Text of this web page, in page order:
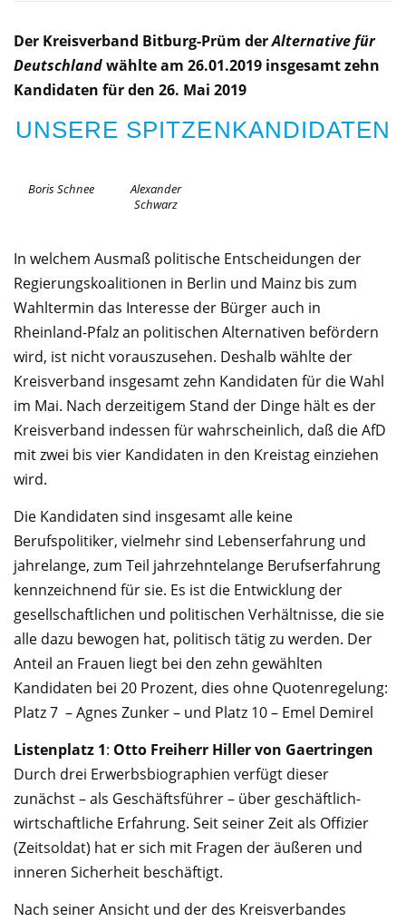
Der Kreisverband Bitburg-Prüm derAlternative für
Deutschlandwählte am 26.01.2019 insgesamt zehn
Kandidaten für den 26. Mai 2019
UNSERE SPITZENKANDIDATEN
Boris Schnee
Alexander
Schwarz
In welchem Ausmaß politische Entscheidungen der
Regierungskoalitionen in Berlin und Mainz bis zum
Wahltermin das Interesse der Bürger auch in
Rheinland-Pfalz an politischen Alternativen befördern
wird, ist nicht vorauszusehen. Deshalb wählte der
Kreisverband ins­gesamt zehn Kandidaten für die Wahl
im Mai. Nach derzeitigem Stand der Dinge hält es der
Kreisverband indessen für wahrscheinlich, daß die AfD
mit zwei bis vier Kandida­ten in den Kreistag einziehen
wird.
Die Kandidaten sind insgesamt alle keine
Berufspolitiker, vielmehr sind Lebenserfahrung und
jahrelange, zum Teil jahrzehntelange Berufserfahrung
kennzeichnend für sie. Es ist die Ent­wicklung der
gesellschaftlichen und politischen Verhältnisse, die sie
alle dazu bewogen hat, politisch tätig zu werden. Der
Anteil an Frauen liegt bei den zehn gewählten
Kandidaten bei 20 Prozent, dies ohne Quotenregelung:
Platz 7 – Agnes Zunker – und Platz 10 – Emel Demirel
Listenplatz 1: Otto Freiherr Hiller von Gaertringen
Durch drei Erwerbs­biographien verfügt dieser
zunächst – als Geschäftsführer – über geschäftlich-
wirtschaftliche Erfahrung. Seit sei­ner Zeit als Offizier
(Zeitsoldat) hat er sich mit Fragen der äußeren und
inne­ren Sicherheit beschäftigt.
Nach seiner Ansicht und der des Kreisverbandes